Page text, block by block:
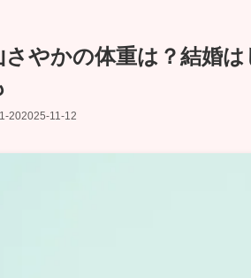
さやかの体重は？結婚
202025-11-12